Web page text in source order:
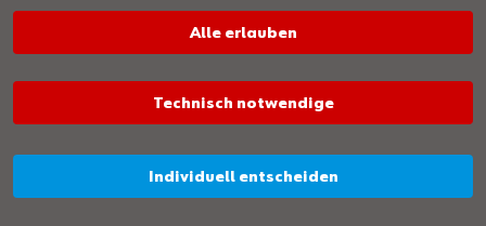
Verbraucher im Sinne des § 13 BGB. Alle Preise in Euro zzgl. gesetzl. MwSt.
© WOW! Würth Online
World GmbH
Alle erlauben
Technisch notwendige
Individuell entscheiden